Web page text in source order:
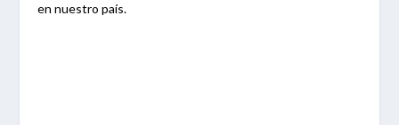
en nuestro país.